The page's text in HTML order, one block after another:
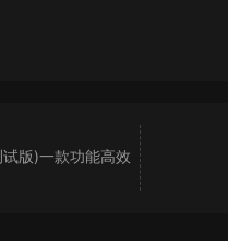
版)一款功能高效